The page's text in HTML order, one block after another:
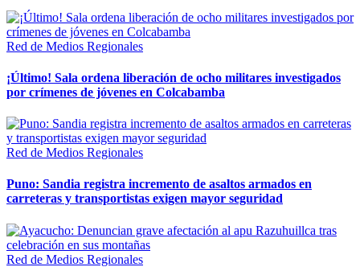
Red de Medios Regionales
¡Último! Sala ordena liberación de ocho militares investigados
por crímenes de jóvenes en Colcabamba
Red de Medios Regionales
Puno: Sandia registra incremento de asaltos armados en
carreteras y transportistas exigen mayor seguridad
Red de Medios Regionales